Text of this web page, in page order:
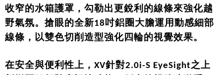
收窄的水箱護罩，勾勒出更銳利的線條來強化越
野氣氛。搶眼的全新18吋鋁圈大膽運用動感細部
線條，以雙色切削造型強化四輪的視覺效果。
在安全與便利性上，XV針對2.0i-S EyeSight之上